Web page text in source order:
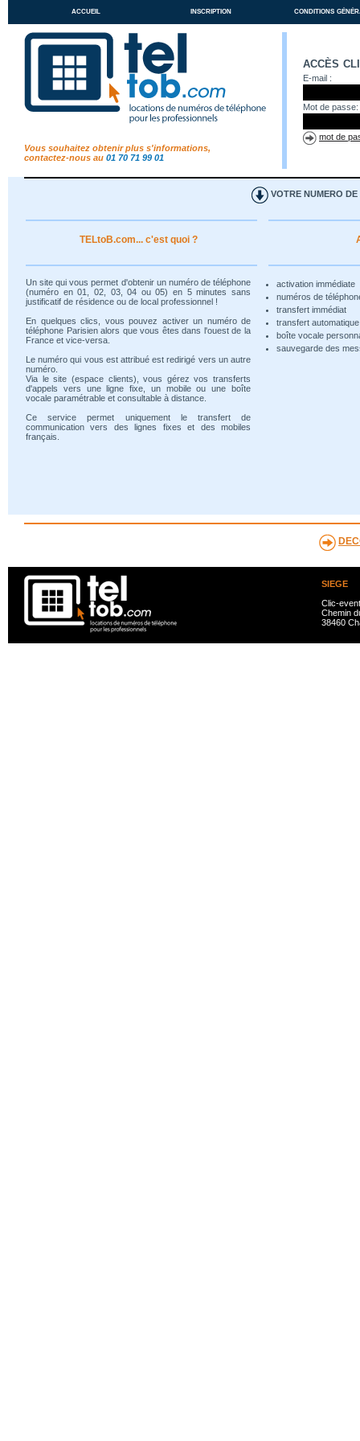
accueil inscription conditions
Vous souhaitez obtenir plus s'informations,
contactez-nous au 01 70 71 99 01
accès
E-mail :
Mot de passe:
mot de
VOTRE NUMERO DE
TELtoB.com... c'est quoi ?
Un site qui vous permet d'obtenir un numéro de téléphone
(numéro en 01, 02, 03, 04 ou 05) en 5 minutes sans
justificatif de résidence ou de local professionnel !
En quelques clics, vous pouvez activer un numéro de
téléphone Parisien alors que vous êtes dans l'ouest de la
France et vice-versa.
Le numéro qui vous est attribué est redirigé vers un autre
numéro.
Via le site (espace clients), vous gérez vos transferts
d'appels vers une ligne fixe, un mobile ou une boîte
vocale paramétrable et consultable à distance.
Ce service permet uniquement le transfert de
communication vers des lignes fixes et des mobiles
français.
activation immédiate
numéros de
transfert immédiat
transfert
boîte vocale
sauvegarde des
SIEGE
Clic-
Chemin
38460